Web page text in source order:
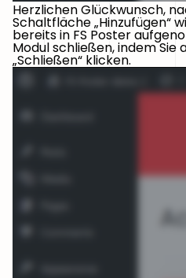
Herzlichen Glückwunsch,
Schaltfläche „Hinzufügen“
bereits in FS Poster
Modul schließen, indem Sie
„Schließen“ klicken.